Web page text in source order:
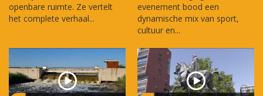
openbare ruimte. Ze vertelt
het complete verhaal...
evenement bood een
dynamische mix van sport,
cultuur en...